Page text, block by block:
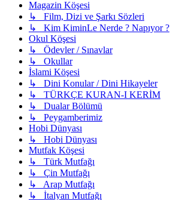
Magazin Köşesi
↳ Film, Dizi ve Şarkı Sözleri
↳ Kim KiminLe Nerde ? Napıyor ?
Okul Köşesi
↳ Ödevler / Sınavlar
↳ Okullar
İslami Köşesi
↳ Dini Konular / Dini Hikayeler
↳ TÜRKÇE KURAN-I KERİM
↳ Dualar Bölümü
↳ Peygamberimiz
Hobi Dünyası
↳ Hobi Dünyası
Mutfak Köşesi
↳ Türk Mutfağı
↳ Çin Mutfağı
↳ Arap Mutfağı
↳ İtalyan Mutfağı